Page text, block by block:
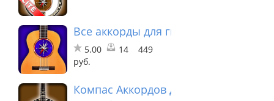
Все аккорды для гитары
5.00 14
449
руб.
Компас Аккордов для Банджо